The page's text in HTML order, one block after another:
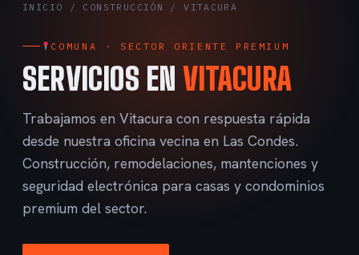
INICIO / CONSTRUCCIÓN / VITACURA
COMUNA · SECTOR ORIENTE PREMIUM
SERVICIOS EN VITACURA
Trabajamos en Vitacura con respuesta rápida
desde nuestra oficina vecina en Las Condes.
Construcción, remodelaciones, mantenciones y
seguridad electrónica para casas y condominios
premium del sector.